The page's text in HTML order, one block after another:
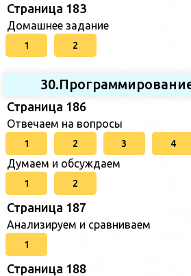
Страница 183
Домашнее задание
1 2
Страница 186
Отвечаем на вопросы
1 2 3 4
Думаем и обсуждаем
1 2
Страница 187
Анализируем и сравниваем
1
Страница 188